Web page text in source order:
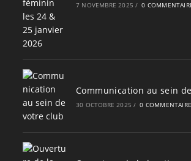
7 NOVEMBRE 2025 / 0
Communication au sein
30 OCTOBRE 2025 / 0 COMMENTAIRE